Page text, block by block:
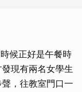
候正好是午餐時
現有兩名女學生
，往教室門口一